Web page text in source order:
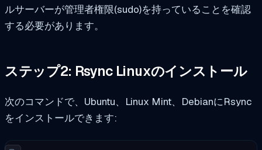
ルサーバーが管理者権限(sudo)を持っていることを確認
する必要があります。
ステップ2: Rsync Linuxのインストール
次のコマンドで、Ubuntu、Linux Mint、DebianにRsync
をインストールできます: